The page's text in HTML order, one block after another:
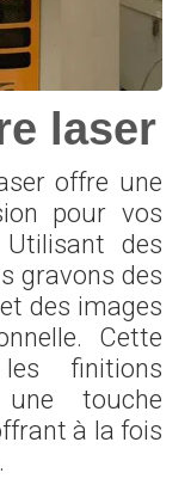
laser
offre une
pour vos
des
gravons des
des images
Cette
finitions
une touche
à la fois